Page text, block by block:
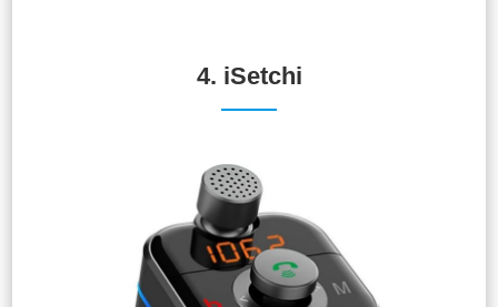
4. iSetchi